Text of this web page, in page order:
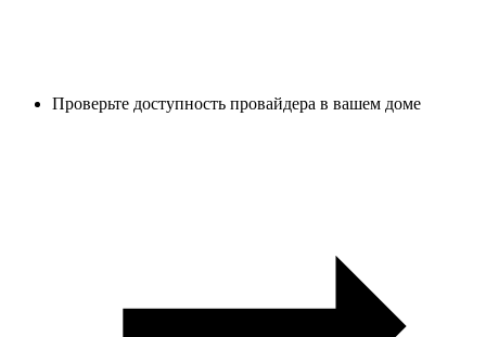
Проверьте доступность провайдера в вашем доме